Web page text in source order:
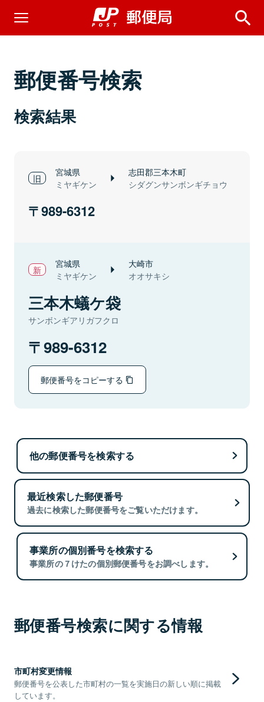
郵便番号検索
検索結果
宮城県
ミヤギケン
志田郡三本木町
シダグンサンボンギチョウ
989-6312
宮城県
ミヤギケン
大崎市
オオサキシ
三本木蟻ケ袋
サンボンギアリガフクロ
989-6312
郵便番号をコピーする
他の郵便番号を検索する
最近検索した郵便番号
過去に検索した郵便番号をご覧いただけます。
事業所の個別番号を検索する
事業所の７けたの個別郵便番号をお調べします。
郵便番号検索に関する情報
市町村変更情報
郵便番号を公表した市町村の一覧を実施日の新しい順に掲載
しています。